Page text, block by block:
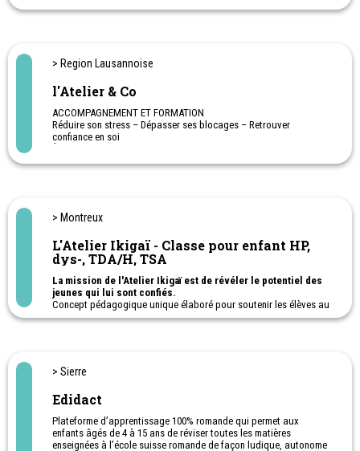
> Region Lausannoise
l'Atelier & Co
ACCOMPAGNEMENT ET FORMATION
Réduire son stress – Dépasser ses blocages – Retrouver
confiance en soi
> Montreux
L'Atelier Ikigaï - Classe pour enfant HP,
dys-, TDA/H, TSA
La mission de l'Atelier Ikigaï est de révéler le potentiel des
jeunes qui lui sont confiés.
Concept pédagogique unique élaboré pour soutenir les élèves au
profil neuroatypique (HP, dys-, TDA/H, TSA) en rupture scolaire ou
Une alternative à la scolarité obligatoire, ouverte aux enfants de
10 à 16 ans, en fonction de leurs âges.
> Sierre
Edidact
Plateforme d’apprentissage 100% romande qui permet aux
enfants âgés de 4 à 15 ans de réviser toutes les matières
enseignées à l’école suisse romande de façon ludique, autonome